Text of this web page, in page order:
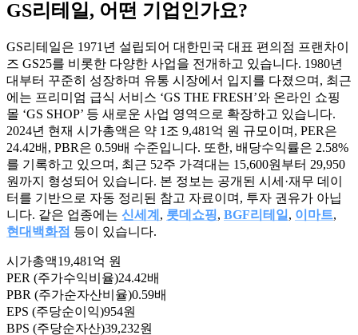
GS리테일 , 어떤 기업인가요?
GS리테일은 1971년 설립되어 대한민국 대표 편의점 프랜차이
즈 GS25를 비롯한 다양한 사업을 전개하고 있습니다. 1980년
대부터 꾸준히 성장하며 유통 시장에서 입지를 다졌으며, 최근
에는 프리미엄 급식 서비스 ‘GS THE FRESH’와 온라인 쇼핑
몰 ‘GS SHOP’ 등 새로운 사업 영역으로 확장하고 있습니다.
2024년 현재 시가총액은 약 1조 9,481억 원 규모이며, PER은
24.42배, PBR은 0.59배 수준입니다. 또한, 배당수익률은 2.58%
를 기록하고 있으며, 최근 52주 가격대는 15,600원부터 29,950
원까지 형성되어 있습니다. 본 정보는 공개된 시세·재무 데이
터를 기반으로 자동 정리된 참고 자료이며, 투자 권유가 아닙
니다. 같은 업종에는 신세계 , 롯데쇼핑, BGF리테일 , 이마트,
현대백화점 등이 있습니다.
시가총액19,481억 원
PER (주가수익비율)24.42배
PBR (주가순자산비율)0.59배
EPS (주당순이익)954원
BPS (주당순자산)39,232원